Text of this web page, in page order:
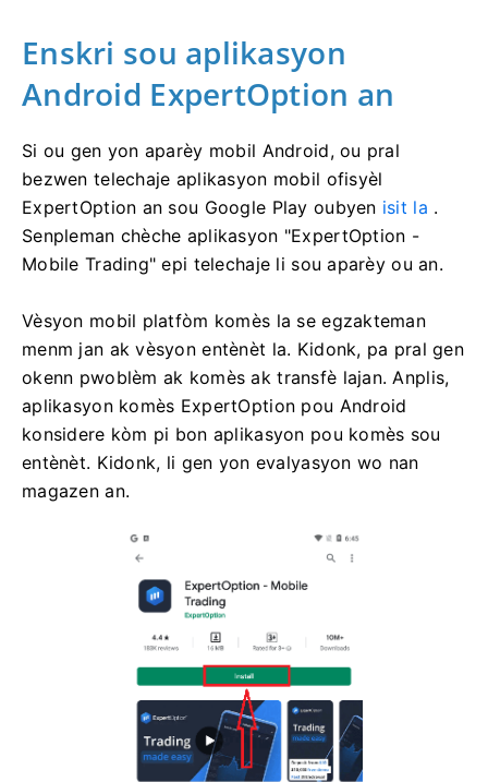
Enskri sou aplikasyon
Android ExpertOption an
Si ou gen yon aparèy mobil Android, ou pral
bezwen telechaje aplikasyon mobil ofisyèl
ExpertOption an sou Google Play oubyen isit la .
Senpleman chèche aplikasyon "ExpertOption -
Mobile Trading" epi telechaje li sou aparèy ou an.
Vèsyon mobil platfòm komès la se egzakteman
menm jan ak vèsyon entènèt la. Kidonk, pa pral gen
okenn pwoblèm ak komès ak transfè lajan. Anplis,
aplikasyon komès ExpertOption pou Android
konsidere kòm pi bon aplikasyon pou komès sou
entènèt. Kidonk, li gen yon evalyasyon wo nan
magazen an.